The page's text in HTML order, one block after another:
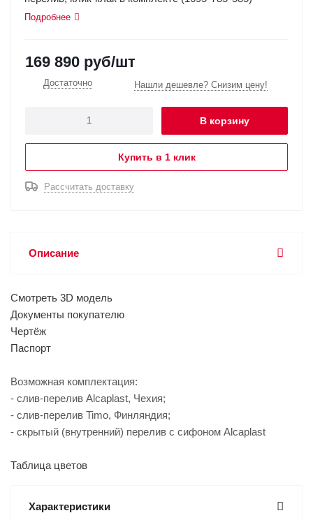
Подробнее
169 890 руб/шт
Достаточно Нашли дешевле? Снизим цену!
В корзину
Купить в 1 клик
Рассчитать доставку
Описание
Смотреть 3D модель
Документы покупателю
Чертёж
Паспорт
Возможная комплектация:
- слив-перелив Alcaplast, Чехия;
- слив-перелив Timo, Финляндия;
- скрытый (внутренний) перелив с сифоном Alcaplast
Таблица цветов
Характеристики